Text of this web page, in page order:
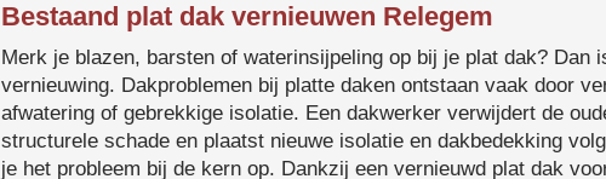
Bestaand plat dak vernieuwen Relegem
Merk je blazen, barsten of waterinsijpeling op bij je plat dak? Dan
vernieuwing. Dakproblemen bij platte daken ontstaan vaak door
afwatering of gebrekkige isolatie. Een dakwerker verwijdert de
structurele schade en plaatst nieuwe isolatie en dakbedekking
je het probleem bij de kern op. Dankzij een vernieuwd plat dak